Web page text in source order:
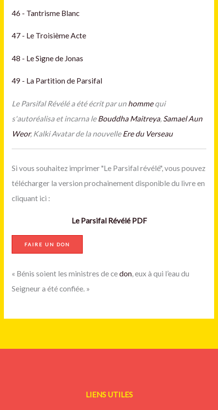
46 - Tantrisme Blanc
47 - Le Troisième Acte
48 - Le Signe de Jonas
49 - La Partition de Parsifal
Le Parsifal Révélé a été écrit par un hommequi
s'autoréalisa et incarna leBouddha Maitreya, Samael Aun
Weor, Kalki Avatar de la nouvelleEre du Verseau
Si vous souhaitez imprimer "Le Parsifal révélé", vous pouvez
télécharger la version prochainement disponible du livre en
cliquant ici :
Le Parsifal Révélé PDF
FAIRE UN DON
« Bénis soient les ministres de cedon, eux à qui l’eau du
Seigneur a été confiée. »
LIENS UTILES